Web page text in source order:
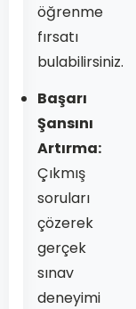
öğrenme
fırsatı
bulabilirsiniz.
Başarı
Şansını
Artırma:
Çıkmış
soruları
çözerek
gerçek
sınav
deneyimi